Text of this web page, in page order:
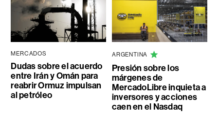
MERCADOS
Dudas sobre el acuerdo
entre Irán y Omán para
reabrir Ormuz impulsan
al petróleo
ARGENTINA
Presión sobre los
márgenes de
MercadoLibre inquieta a
inversores y acciones
caen en el Nasdaq